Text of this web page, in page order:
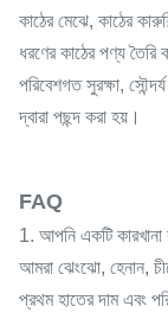
কাঠের মেঝে, কাঠের
ধরণের কাঠের পণ্য
পরিবেশগত সুরক্ষা,
দ্বারা পছন্দ করা হয়।
FAQ
1. আপনি একটি কারখানা
আমরা ঝেংঝো, হেনান,
প্রথম হাতের দাম এবং